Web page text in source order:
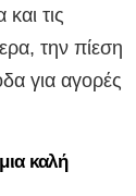
τις
την πίεση
για αγορές
καλή